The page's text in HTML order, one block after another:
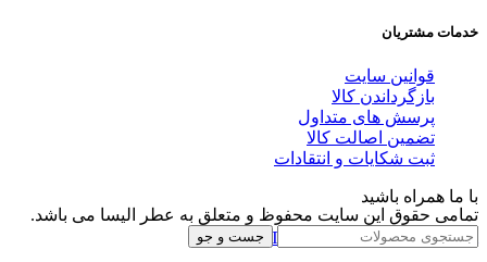
خدمات مشتریان
قوانین سایت
بازگرداندن کالا
پرسش های متداول
تضمین اصالت کالا
ثبت شکایات و انتقادات
با ما همراه باشید
Telegram Whatsapp Instagram
تمامی حقوق این سایت محفوظ و متعلق به عطر الیسا می باشد.
جست و جو